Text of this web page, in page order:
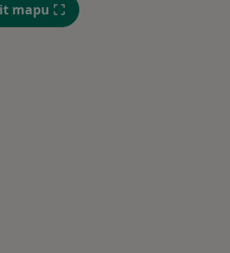
mapu